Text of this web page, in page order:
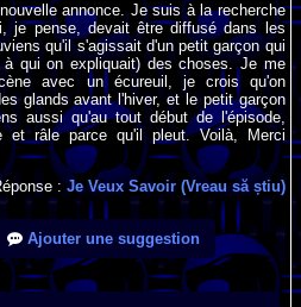
annonce. Je suis à la recherche
je pense, devait être diffusé dans les
qu'il s'agissait d'un petit garçon qui
qui on expliquait) des choses. Je me
avec un écureuil, je crois qu'on
glands avant l'hiver, et le petit garçon
aussi qu'au tout début de l'épisode,
et râle parce qu'il pleut. Voilà, Merci
: Je Veux Savoir (Vreau să știu)
Ajouter une suggestion